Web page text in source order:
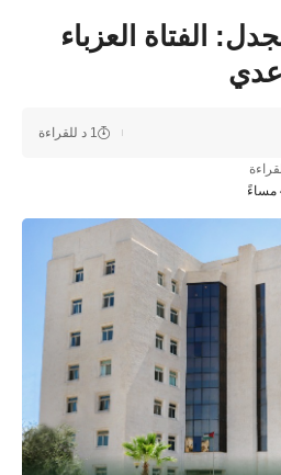
الفتاة العزباء
1 د للقراءة